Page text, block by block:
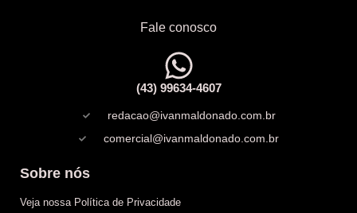
Fale conosco
(43) 99634-4607
redacao@ivanmaldonado.com.br
comercial@ivanmaldonado.com.br
Sobre nós
Veja nossa Política de Privacidade